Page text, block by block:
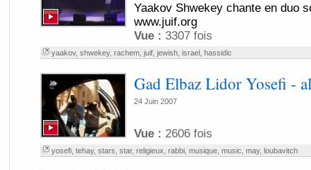
Yaakov Shwekey chante en duo
www.juif.org
Vue : 3307 fois
yaakov, shwekey, rachem, juif, jewish, israel, hassidic
Gad Elbaz Lidor Yosefi -
24 Juin 2007
Vue : 2606 fois
yosefi, tehay, stars star, religieux rabbi, musique, music may, loubavitch